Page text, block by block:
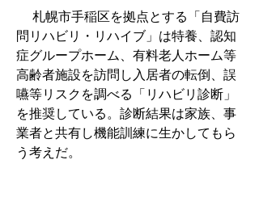
札幌市手稲区を拠点とする「自費訪
問リハビリ・リハイブ」は特養、認知
症グループホーム、有料老人ホーム等
高齢者施設を訪問し入居者の転倒、誤
嚥等リスクを調べる「リハビリ診断」
を推奨している。診断結果は家族、事
業者と共有し機能訓練に生かしてもら
う考えだ。